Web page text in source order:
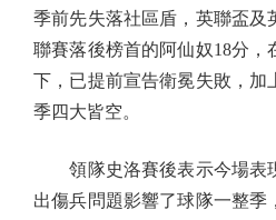
季前先失落社區盾，英聯盃及
聯賽落後榜首的阿仙奴18分，
下，已提前宣告衛冕失敗，加
季四大皆空。
領隊史洛賽後表示今場表
出傷兵問題影響了球隊一整季